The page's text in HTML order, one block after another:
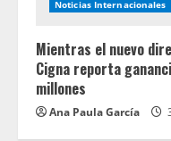
Noticias Internacionales
Mientras el nuevo
Cigna reporta
millones
Ana Paula García